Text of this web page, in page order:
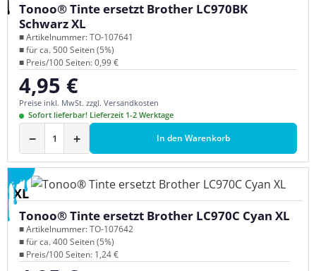
Tonoo® Tinte ersetzt Brother LC970BK
Schwarz XL
■ Artikelnummer: TO-107641
■ für ca. 500 Seiten (5%)
■ Preis/100 Seiten: 0,99 €
Regulärer Preis:
4,95 €
Preise inkl. MwSt. zzgl. Versandkosten
Sofort lieferbar! Lieferzeit 1-2 Werktage
− + In den Warenkorb
XL
Tonoo® Tinte ersetzt Brother LC970C Cyan XL
■ Artikelnummer: TO-107642
■ für ca. 400 Seiten (5%)
■ Preis/100 Seiten: 1,24 €